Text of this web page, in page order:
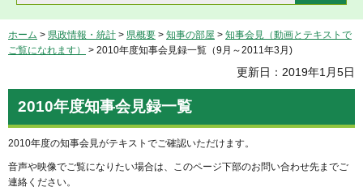
ホーム > 県政情報・統計 > 県概要 > 知事の部屋 > 知事会見（動画とテキストで
ご覧になれます）
> 2010年度知事会見録一覧（9月～2011年3月)
更新日：2019年1月5日
2010年度知事会見録一覧
2010年度の知事会見がテキストでご確認いただけます。
音声や映像でご覧になりたい場合は、このページ下部のお問い合わせ先までご
連絡ください。